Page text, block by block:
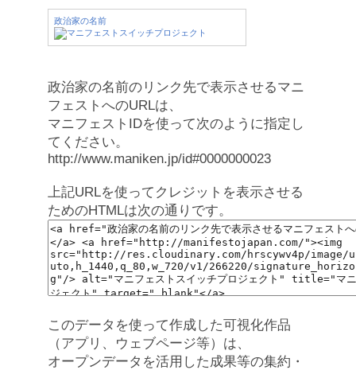
政治家の名前
政治家の名前のリンク先で表示させるマニ
フェストへのURLは、
マニフェストIDを使って次のように指定し
てください。
http://www.maniken.jp/id#0000000023
上記URLを使ってクレジットを表示させる
ためのHTMLは次の通りです。
このデータを使って作成した可視化作品
（アプリ、ウェブページ等）は、
オープンデータを活用した成果等の集約・